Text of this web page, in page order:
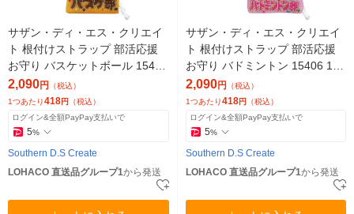
サザン・ディ・エス・クリエイ
ト 根付けストラップ 部活応援
お守り バスケットボール 15405
1セット(5個)（直送品）
2,090円 （税込）
1つあたり418円 （税込）
ログイン&全額PayPay支払いで
5%
Southern D.S Create
LOHACO 直送品グループ1から発送
サザン・ディ・エス・クリエイ
ト 根付けストラップ 部活応援
お守り バドミントン 15406 1セ
ット(5個)（直送品）
2,090円 （税込）
1つあたり418円 （税込）
ログイン&全額PayPay支払いで
5%
Southern D.S Create
LOHACO 直送品グループ1から発送